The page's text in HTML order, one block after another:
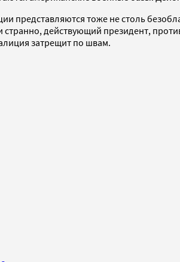
представляются тоже не столь
странно, действующий президент,
затрещит по швам.